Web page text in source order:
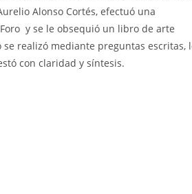
Alonso Cortés, efectuó una
y se le obsequió un libro de arte
realizó mediante preguntas escritas,
con claridad y síntesis.